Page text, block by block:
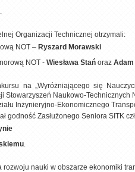
.
Organizacji Technicznej otrzymali:
NOT – Ryszard Morawski
NOT - Wiesława Stań oraz
na „Wyróżniającego się
Stowarzyszeń Naukowo-Technicznych
Inżynieryjno-Ekonomicznego
godność Zasłużonego Seniora SITK
.
rozwoju nauki w obszarze ekonomiki